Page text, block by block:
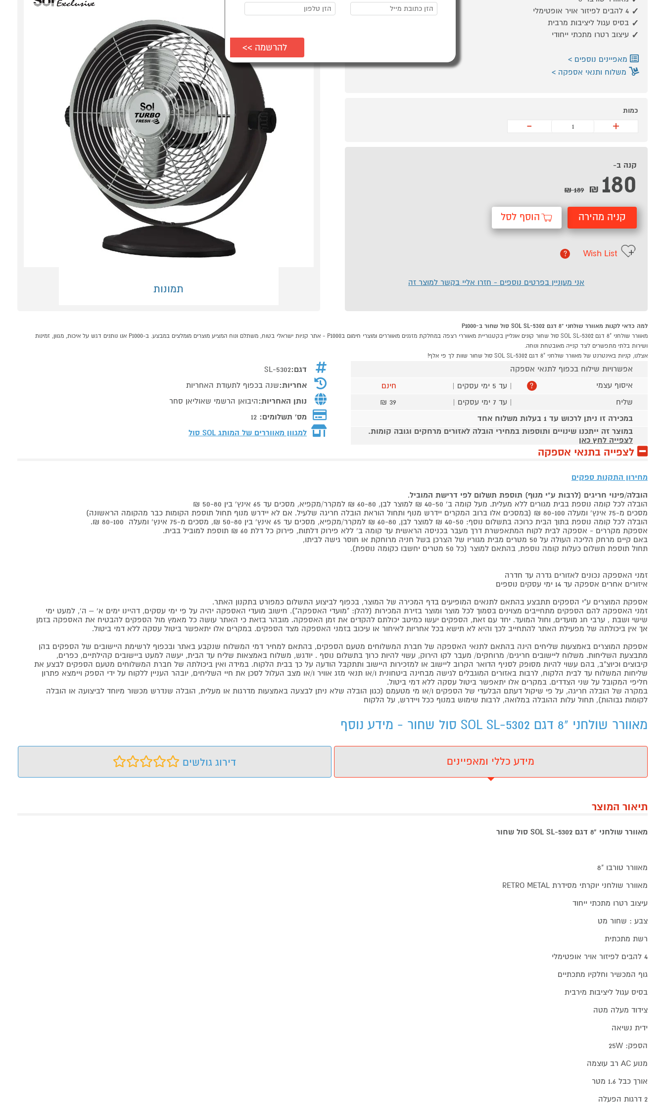
תמונות
4 להבים לפיזור אויר אופטימלי
בסיס עגול ליציבות מרבית
עיצוב רטרו מתכתי ייחודי
מאפיינים נוספים
משלוח ותנאי אספקה
כמות
+
-
קנה ב-
180
₪
189 ₪
קניה מהירה הוסף לסל
Wish List
?
אני מעוניין בפרטים נוספים - חזרו אליי בקשר למוצר זה
למה כדאי לקנות מאוורר שולחני "8 דגם SOL SL-5302 סול שחור ב-P1000
מאוורר שולחני "8 דגם SOL SL-5302 סול שחור קונים אונליין בקטגוריית מאווררי רצפה במחלקת מזגנים מאווררים ומוצרי חימום בP1000 - אתר קניות ישראלי בטוח, משתלם ונוח המציע מוצרים מומלצים במבצע. ב-P1000 אנו נותנים דגש על איכות, מגוון, זמינות
ושירות בלתי מתפשרים לצד קנייה מאובטחת ונוחה.
אצלנו, קניות באינטרנט של מאוורר שולחני "8 דגם SOL SL-5302 סול שחור שוות לך פי אלף!
אפשרויות שילוח בכפוף לתנאי אספקה
איסוף עצמי
? | עד 5 ימי עסקים |
חינם
שליח
| עד 7 ימי עסקים |
39 ₪
במכירה זו ניתן לרכוש עד 1 בעלות משלוח אחד
במוצר זה ייתכנו שינויים ותוספות במחירי הובלה לאזורים מרחקים וגובה קומות.
לצפייה לחץ כאן
דגם:SL-5302
אחריות:שנה בכפוף לתעודת האחריות
נותן האחריות:היבואן הרשמי שאוליאן סחר
מס' תשלומים: 12
למגוון מאווררים של המותג SOL סול
לצפייה בתנאי אספקה
מחירון התקנות ספקים
הובלה/פינוי חריגים (לרבות ע"י מנוף) תוספת תשלום לפי דרישת המוביל.
הובלה לכל קומה נוספת בבית מגורים ללא מעלית. מעל קומה ב' 40-50 ₪ למוצר לבן, 60-80 ₪ למקרר/מקפיא, מסכים עד 65 אינץ' בין 50-80 ₪
מסכים מ-75 אינץ' ומעלה 80-100 ₪ (במסכים אלו ברוב המקרים יידרש מנוף ותחול הוראת הובלה חריגה שלעיל. אם לא יידרש מנוף תחול תוספת הקומות כבר מהקומה הראשונה)
הובלה לכל קומה נוספת בתוך הבית כרוכה בתשלום נוסף: 40-50 ₪ למוצר לבן, 60-80 ₪ למקרר/מקפיא, מסכים עד 65 אינץ' בין 50-80 ₪, מסכים מ-75 אינץ' ומעלה 80-100 ₪.
אספקת מקררים - אספקה לבית לקוח המתאפשרת דרך מעבר בכניסה הראשית עד קומה ב' ללא פירוק דלתות, פירוק כל דלת 60 ₪ תוספת למוביל בבית.
באם קיים מרחק הליכה העולה על 50 מטרים מבית מגוריו של הצרכן בשל חניה מרוחקת או חוסר גישה לביתו,
תחול תוספת תשלום כעלות קומה נוספת, בהתאם למוצר (כל 50 מטרים יחשבו כקומה נוספת).
זמני האספקה נכונים לאזורים גדרה עד חדרה
איזורים אחרים אספקה עד 14 ימי עסקים נוספים
אספקת המוצרים ע"י הספקים תתבצע בהתאם לתנאים המופיעים בדף המכירה של המוצר, בכפוף לביצוע התשלום כמפורט בתקנון האתר.
זמני האספקה להם הספקים מתחייבים מצוינים בסמוך לכל מוצר ומוצר בזירת המכירות (להלן: "מועדי האספקה"). חישוב מועדי האספקה יהיה על פי ימי עסקים, דהיינו ימים א' – ה', למעט ימי
שישי ושבת , ערבי חג מועדים, וחול המועד. יחד עם זאת, הספקים יעשו כמיטב יכולתם להקדים את זמן האספקה. מובהר בזאת כי האתר עושה כל מאמץ מול הספקים להבטיח את האספקה בזמן
אך אין ביכולתה של מפעילת האתר להתחייב לכך והיא לא תישא בכל אחריות לאיחור או עיכוב בזמני האספקה מצד הספקים. במקרים אלו יתאפשר ביטול עסקה ללא דמי ביטול.
אספקת המוצרים באמצעות שליחים הינה בהתאם לתנאי האספקה של חברת המשלוחים מטעם הספקים, בהתאם למחיר דמי המשלוח שנקבע באתר ובכפוף לרשימת היישובים של הספקים בהן
מתבצעת השליחות. משלוח ליישובים חריגים/ מרוחקים/ מעבר לקו הירוק, עשוי להיות כרוך בתשלום נוסף . יודגש, משלוח באמצאות שליח עד הבית, יעשה למעט ביישובים קהילתיים, כפרים,
קיבוצים וכיוצ"ב, בהם עשוי להיות מסופק לסניף הדואר הקרוב ליישוב או למזכירות היישוב ותתקבל הודעה על כך בבית הלקוח. במידה ואין ביכולתה של חברת המשלוחים מטעם הספקים לבצע את
שליחות המשלוח עד לבית הלקוח, לרבות באזורים המוגבלים לגישה מבחינה ביטחונית ו/או תנאי מזג אוויר ו/או מצב העלול לסכן את חיי השליחים, יובהר העניין ללקוח על ידי הספק ויימצא פתרון
חליפי המקובל על שני הצדדים. במקרים אלו יתאפשר ביטול עסקה ללא דמי ביטול.
במקרה של הובלה חריגה, על פי שיקול דעתם הבלעדי של הספקים ו/או מי מטעמם (כגון הובלה שלא ניתן לבצעה באמצעות מדרגות או מעלית, הובלה שנדרש מכשור מיוחד לביצועה או הובלה
לקומות גבוהות), תחול עלות ההובלה במלואה, לרבות שימוש במנוף ככל ויידרש, על הלקוח
מאוורר שולחני "8 דגם SOL SL-5302 סול שחור - מידע נוסף
מידע כללי ומאפיינים דירוג גולשים
תיאור המוצר
מאוורר שולחני "8 דגם SOL SL-5302 סול שחור
מאוורר טורבו "8
מאוורר שולחני יוקרתי מסידרת RETRO METAL
עיצוב רטרו מתכתי ייחוד
צבע : שחור מט
רשת מתכתית
4 להבים לפיזור אויר אופטימלי
גוף המכשיר וחלקיו מתכתיים
בסיס עגול ליציבות מירבית
צידוד מעלה מטה
ידית נשיאה
הספק: 25W
מנוע AC רב עוצמה
אורך כבל 1.6 מטר
2 דרגות הפעלה